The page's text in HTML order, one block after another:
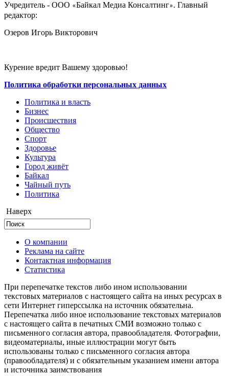
Учредитель - ООО «Байкал Медиа Консалтинг». Главный
редактор:
Озеров Игорь Викторович
Курение вредит Вашему здоровью!
Политика обработки персональных данных
Политика и власть
Бизнес
Происшествия
Общество
Cпорт
Здоровье
Культура
Город живёт
Байкал
Чайный путь
Политика
Наверх
О компании
Реклама на сайте
Контактная информация
Статистика
При перепечатке текстов либо ином использовании
текстовых материалов с настоящего сайта на иных ресурсах в
сети Интернет гиперссылка на источник обязательна.
Перепечатка либо иное использование текстовых материалов
с настоящего сайта в печатных СМИ возможно только с
письменного согласия автора, правообладателя. Фотографии,
видеоматериалы, иные иллюстрации могут быть
использованы только с письменного согласия автора
(правообладателя) и с обязательным указанием имени автора
и источника заимствования